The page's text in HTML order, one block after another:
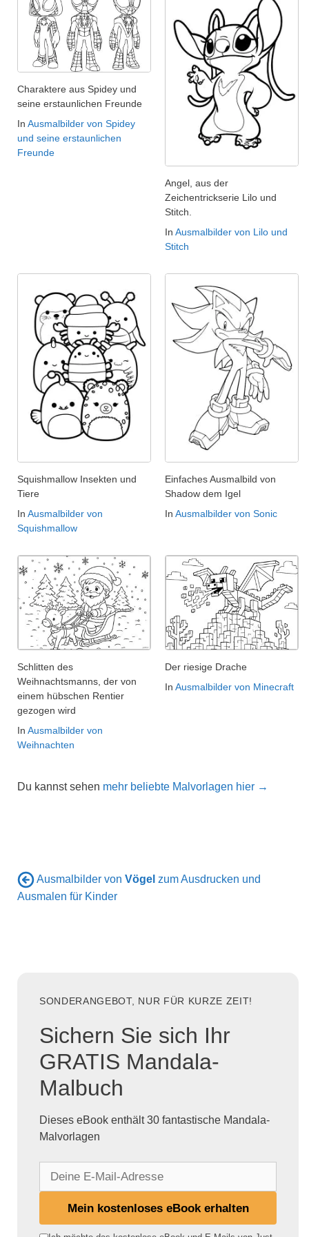
Charaktere aus Spidey und
seine erstaunlichen Freunde
In Ausmalbilder von Spidey
und seine erstaunlichen
Freunde
Angel, aus der
Zeichentrickserie Lilo und
Stitch.
In Ausmalbilder von Lilo und
Stitch
Squishmallow Insekten und
Tiere
In Ausmalbilder von
Squishmallow
Einfaches Ausmalbild von
Shadow dem Igel
In Ausmalbilder von Sonic
Schlitten des
Weihnachtsmanns, der von
einem hübschen Rentier
gezogen wird
In Ausmalbilder von
Weihnachten
Der riesige Drache
In Ausmalbilder von Minecraft
Du kannst sehen mehr beliebte Malvorlagen hier →
Ausmalbilder von Vögel zum Ausdrucken und
Ausmalen für Kinder
SONDERANGEBOT, NUR FÜR KURZE ZEIT!
Sichern Sie sich Ihr
GRATIS Mandala-
Malbuch
Dieses eBook enthält 30 fantastische Mandala-
Malvorlagen
Mein kostenloses eBook erhalten